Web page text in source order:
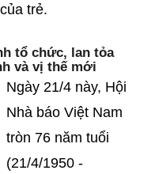
trẻ.
tổ chức, lan tỏa
và vị thế mới
Ngày 21/4 này, Hội
Nhà báo Việt Nam
tròn 76 năm tuổi
(21/4/1950 -